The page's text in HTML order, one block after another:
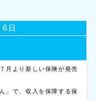
日
月より新しい保険が発売
」で、収入を保障する保